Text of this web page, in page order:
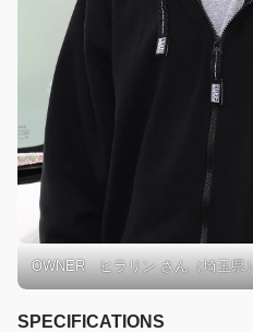
OWNER ヒラリン さん（埼玉県）
SPECIFICATIONS